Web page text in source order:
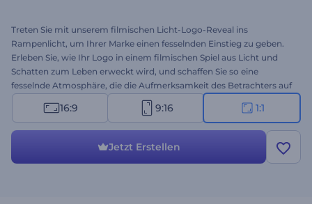
Treten Sie mit unserem filmischen Licht-Logo-Reveal ins
Rampenlicht, um Ihrer Marke einen fesselnden Einstieg zu geben.
Erleben Sie, wie Ihr Logo in einem filmischen Spiel aus Licht und
Schatten zum Leben erweckt wird, und schaffen Sie so eine
fesselnde Atmosphäre, die die Aufmerksamkeit des Betrachters auf
sich zieht. Fügen Sie das Logo Ihrer Marke hinzu, geben Sie einen
aussagekräftigen Slogan ein, und wählen Sie eine
perfekte Stimmung zu erzeugen. Ideal für filmische Intros,
16:9 9:16 1:1
Jetzt Erstellen